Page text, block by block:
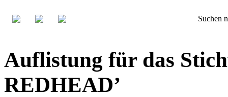
Suchen
Auflistung für das
REDHEAD’